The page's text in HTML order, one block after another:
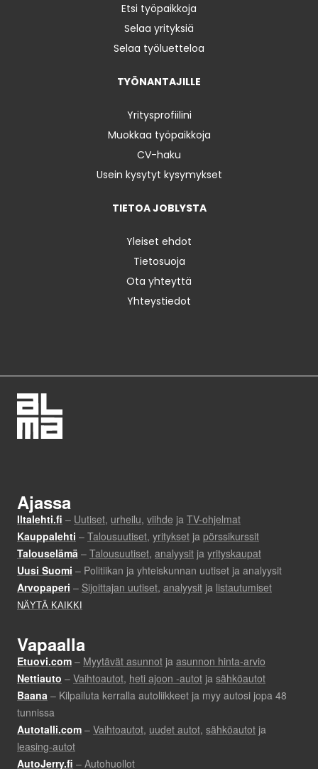
Etsi työpaikkoja
Selaa yrityksiä
Selaa työluetteloa
TYÖNANTAJILLE
Yritysprofiilini
Muokkaa työpaikkoja
CV-haku
Usein kysytyt kysymykset
TIETOA JOBLYSTA
Yleiset ehdot
Tietosuoja
Ota yhteyttä
Yhteystiedot